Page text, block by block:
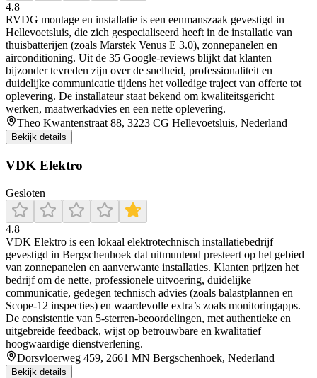
4.8
RVDG montage en installatie is een eenmanszaak gevestigd in
Hellevoetsluis, die zich gespecialiseerd heeft in de installatie van
thuisbatterijen (zoals Marstek Venus E 3.0), zonnepanelen en
airconditioning. Uit de 35 Google-reviews blijkt dat klanten
bijzonder tevreden zijn over de snelheid, professionaliteit en
duidelijke communicatie tijdens het volledige traject van offerte tot
oplevering. De installateur staat bekend om kwaliteitsgericht
werken, maatwerkadvies en een nette oplevering.
Theo Kwantenstraat 88, 3223 CG Hellevoetsluis, Nederland
Bekijk details
VDK Elektro
Gesloten
4.8
VDK Elektro is een lokaal elektrotechnisch installatiebedrijf
gevestigd in Bergschenhoek dat uitmuntend presteert op het gebied
van zonnepanelen en aanverwante installaties. Klanten prijzen het
bedrijf om de nette, professionele uitvoering, duidelijke
communicatie, gedegen technisch advies (zoals balastplannen en
Scope‑12 inspecties) en waardevolle extra’s zoals monitoringapps.
De consistentie van 5-sterren‑beoordelingen, met authentieke en
uitgebreide feedback, wijst op betrouwbare en kwalitatief
hoogwaardige dienstverlening.
Dorsvloerweg 459, 2661 MN Bergschenhoek, Nederland
Bekijk details